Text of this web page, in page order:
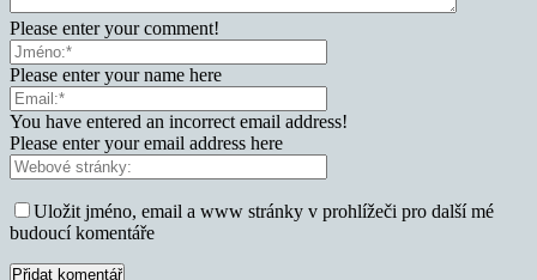
Please enter your comment!
Please enter your name here
You have entered an incorrect email address!
Please enter your email address here
Uložit jméno, email a www stránky v prohlížeči pro další mé
budoucí komentáře